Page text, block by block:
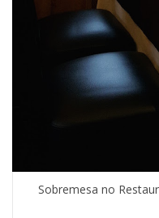
Sobremesa no